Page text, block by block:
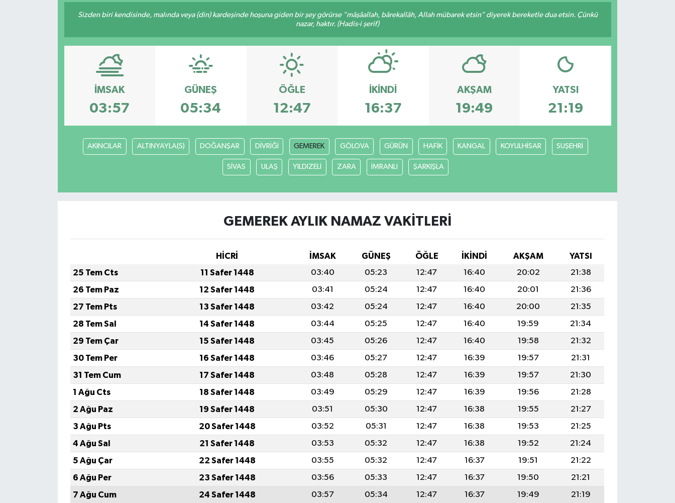
Sizden biri kendisinde, malında veya (din) kardeşinde hoşuna giden bir şey görürse "mâşâallah, bârekallâh, Allah mübarek etsin" diyerek bereketle dua etsin. Çünkü
nazar, haktır. (Hadis-i şerif)
İMSAK
03:57
GÜNEŞ
05:34
ÖĞLE
12:47
İKINDI
16:37
AKŞAM
19:49
YATSI
21:19
AKINCILAR ALTINYAYLA(S) DOĞANŞAR DİVRİĞİ GEMEREK GÖLOVA GÜRÜN HAFİK KANGAL KOYULHİSAR SUŞEHRİ
SİVAS ULAŞ YILDIZELİ ZARA İMRANLI ŞARKIŞLA
GEMEREK AYLIK NAMAZ VAKITLERI
HİCRİ İMSAK GÜNEŞ ÖĞLE İKINDI AKŞAM
YATSI
25 Tem Cts
11 Safer 1448 03:40 05:23 12:47 16:40 20:02
21:38
26 Tem Paz
12 Safer 1448 03:41 05:24 12:47 16:40 20:01
21:36
27 Tem Pts
13 Safer 1448 03:42 05:24 12:47 16:40 20:00
21:35
28 Tem Sal
14 Safer 1448 03:44 05:25 12:47 16:40 19:59
21:34
29 Tem Çar
15 Safer 1448 03:45 05:26 12:47 16:40 19:58
21:32
30 Tem Per
16 Safer 1448 03:46 05:27 12:47 16:39 19:57
21:31
31 Tem Cum
17 Safer 1448 03:48 05:28 12:47 16:39 19:57
21:30
1 Ağu Cts
18 Safer 1448 03:49 05:29 12:47 16:39 19:56
21:28
2 Ağu Paz
19 Safer 1448 03:51 05:30 12:47 16:38 19:55
21:27
3 Ağu Pts
20 Safer 1448 03:52 05:31 12:47 16:38 19:53
21:25
4 Ağu Sal
21 Safer 1448 03:53 05:32 12:47 16:38 19:52
21:24
5 Ağu Çar
22 Safer 1448 03:55 05:32 12:47 16:37 19:51
21:22
6 Ağu Per
23 Safer 1448 03:56 05:33 12:47 16:37 19:50
21:21
7 Ağu Cum
24 Safer 1448 03:57 05:34 12:47 16:37 19:49
21:19